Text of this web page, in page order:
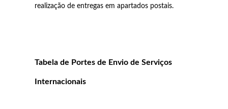
realização de entregas em apartados postais.
Tabela de Portes de Envio de Serviços
Internacionais